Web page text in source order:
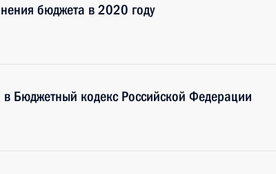
бюджета в 2020 году
Бюджетный кодекс Российской Федерации